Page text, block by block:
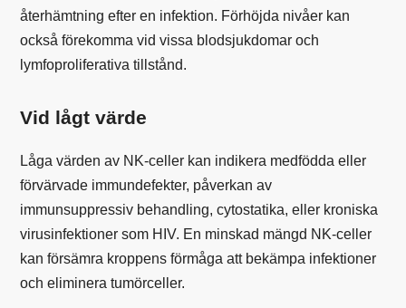
återhämtning efter en infektion. Förhöjda nivåer kan
också förekomma vid vissa blodsjukdomar och
lymfoproliferativa tillstånd.
Vid lågt värde
Låga värden av NK-celler kan indikera medfödda eller
förvärvade immundefekter, påverkan av
immunsuppressiv behandling, cytostatika, eller kroniska
virusinfektioner som HIV. En minskad mängd NK-celler
kan försämra kroppens förmåga att bekämpa infektioner
och eliminera tumörceller.